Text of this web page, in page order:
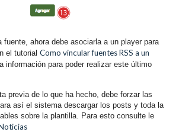
fuente, ahora debe asociarla a un player para
el tutorial Como vincular fuentes RSS a un
información para poder realizar este último
previa de lo que ha hecho, debe forzar las
así el sistema descargar los posts y toda la
sobre la plantilla. Para esto consulte le